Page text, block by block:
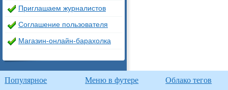
Приглашаем журналистов
Соглашение пользователя
Магазин-онлайн-барахолка
Популярное Меню в футере Облако тегов